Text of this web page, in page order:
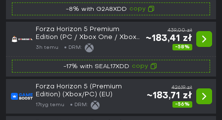
-8% with G2A8XDD copy
Forza Horizon 5 Premium
Edition (PC / Xbox One / Xbox
Series X|S) Microsoft Store Key
3h temu DRM:
439,00 zł
~183,41 zł
-58%
-17% with SEAL17XDD copy
Forza Horizon 5 (Premium
Edition) (Xbox/PC) (EU)
17tyg temu DRM:
426,19 zł
~183,71 zł
-56%